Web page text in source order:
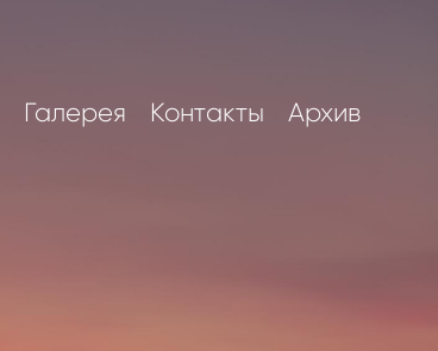
Галерея Контакты Архив